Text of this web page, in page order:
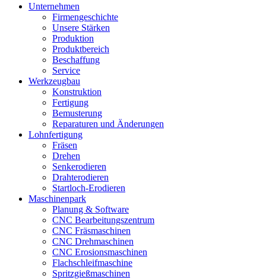
Unternehmen
Firmengeschichte
Unsere Stärken
Produktion
Produktbereich
Beschaffung
Service
Werkzeugbau
Konstruktion
Fertigung
Bemusterung
Reparaturen und Änderungen
Lohnfertigung
Fräsen
Drehen
Senkerodieren
Drahterodieren
Startloch-Erodieren
Maschinenpark
Planung & Software
CNC Bearbeitungszentrum
CNC Fräsmaschinen
CNC Drehmaschinen
CNC Erosionsmaschinen
Flachschleifmaschine
Spritzgießmaschinen